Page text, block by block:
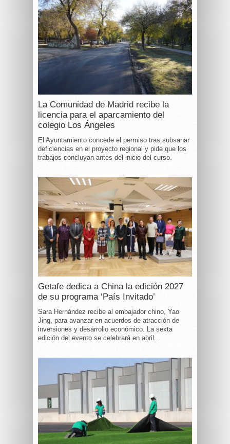
La Comunidad de Madrid recibe la
licencia para el aparcamiento del
colegio Los Ángeles
El Ayuntamiento concede el permiso tras subsanar
deficiencias en el proyecto regional y pide que los
trabajos concluyan antes del inicio del curso.
Getafe dedica a China la edición 2027
de su programa ‘País Invitado’
Sara Hernández recibe al embajador chino, Yao
Jing, para avanzar en acuerdos de atracción de
inversiones y desarrollo económico. La sexta
edición del evento se celebrará en abril...